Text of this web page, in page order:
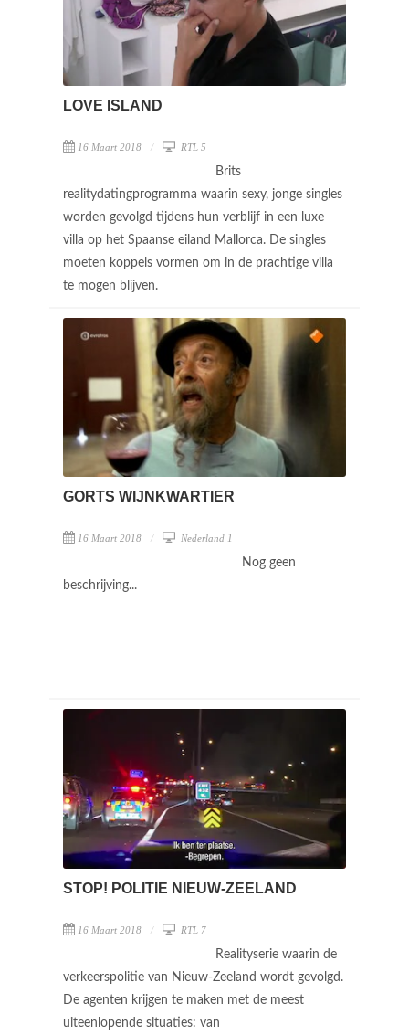
LOVE ISLAND
16 Maart 2018 RTL 5
Brits
realitydatingprogramma waarin sexy, jonge singles
worden gevolgd tijdens hun verblijf in een luxe
villa op het Spaanse eiland Mallorca. De singles
moeten koppels vormen om in de prachtige villa
te mogen blijven.
GORTS WIJNKWARTIER
16 Maart 2018 Nederland 1
Nog geen
beschrijving...
STOP! POLITIE NIEUW-ZEELAND
16 Maart 2018 RTL 7
Realityserie waarin de
verkeerspolitie van Nieuw-Zeeland wordt gevolgd.
De agenten krijgen te maken met de meest
uiteenlopende situaties: van